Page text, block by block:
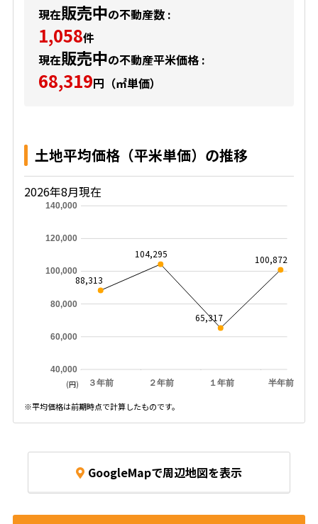
現在販売中の不動産数 :
1,058件
現在販売中の不動産平米価格 :
68,319円（㎡単価）
土地平均価格（平米単価）の推移
2026年8月現在
３年前 ２年前 １年前 半年前
40,000
60,000
80,000
100,000
120,000
140,000
88,313
104,295
65,317
100,872
(円)
※平均価格は前期時点で計算したものです。
GoogleMapで周辺地図を表示